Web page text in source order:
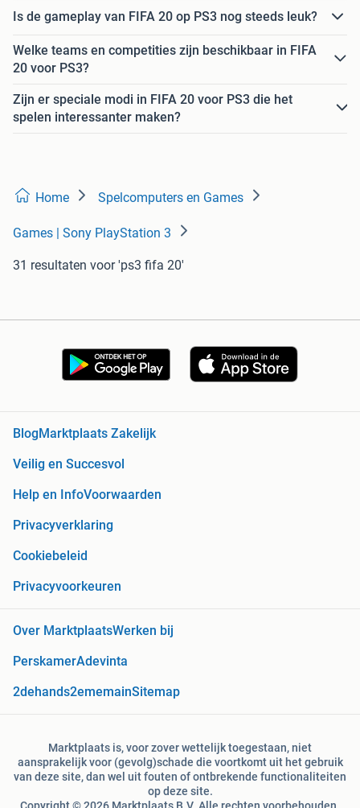
Is de gameplay van FIFA 20 op PS3 nog steeds leuk?
Welke teams en competities zijn beschikbaar in FIFA
20 voor PS3?
Zijn er speciale modi in FIFA 20 voor PS3 die het
spelen interessanter maken?
Home Spelcomputers en Games
Games | Sony PlayStation 3
31 resultaten voor 'ps3 fifa 20'
BlogMarktplaats Zakelijk
Veilig en Succesvol
Help en InfoVoorwaarden
Privacyverklaring
Cookiebeleid
Privacyvoorkeuren
Over MarktplaatsWerken bij
PerskamerAdevinta
2dehands2ememainSitemap
Marktplaats is, voor zover wettelijk toegestaan, niet
aansprakelijk voor (gevolg)schade die voortkomt uit het gebruik
van deze site, dan wel uit fouten of ontbrekende functionaliteiten
op deze site.